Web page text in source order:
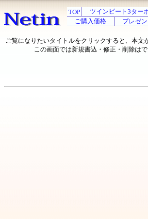
TOP ツインビート3ター
ご購入価格
プレゼン
ご覧になりたいタイトルをクリックすると、本文
この画面では新規書込・修正・削除はで